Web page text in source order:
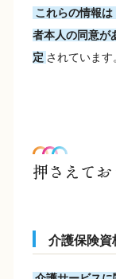
これらの情報
者本人の同意が
定 されています
押さえて
介護保険資